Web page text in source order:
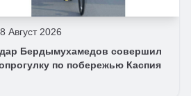
Август 2026
Бердымухамедов совершил
по побережью Каспия